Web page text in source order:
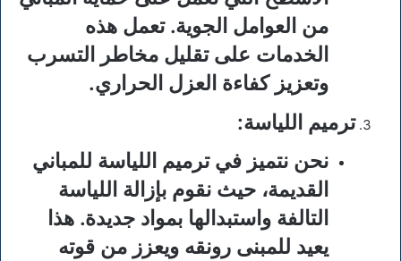
من العوامل الجوية. تعمل هذه
الخدمات على تقليل مخاطر التسرب
وتعزيز كفاءة العزل الحراري.
ترميم اللياسة:
نحن نتميز في ترميم اللياسة للمباني
القديمة، حيث نقوم بإزالة اللياسة
التالفة واستبدالها بمواد جديدة. هذا
يعيد للمبنى رونقه ويعزز من قوته